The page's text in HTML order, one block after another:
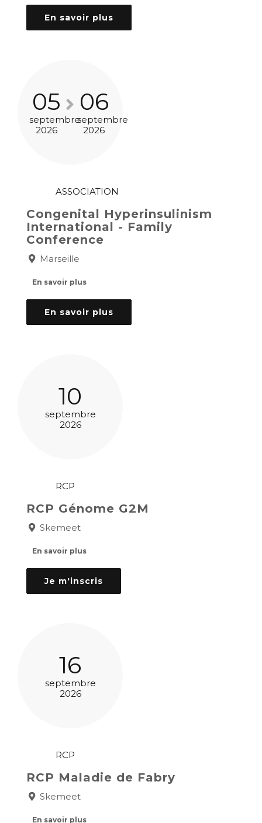
En savoir plus
05
septembre
2026
06
septembre
2026
ASSOCIATION
Congenital Hyperinsulinism
International - Family
Conference
Marseille
En savoir plus
En savoir plus
10
septembre
2026
RCP
RCP Génome G2M
Skemeet
En savoir plus
Je m'inscris
16
septembre
2026
RCP
RCP Maladie de Fabry
Skemeet
En savoir plus